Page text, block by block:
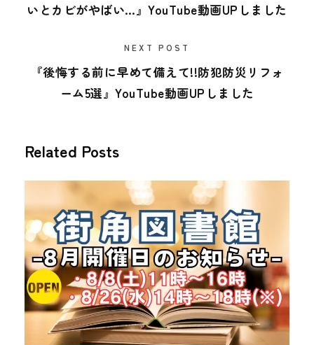
いとカビがやばい…』YouTube動画UPしました
NEXT POST
『後悔する前に早めて備えて!!防犯防災リフォ
ーム5選』YouTube動画UPしました
Related Posts